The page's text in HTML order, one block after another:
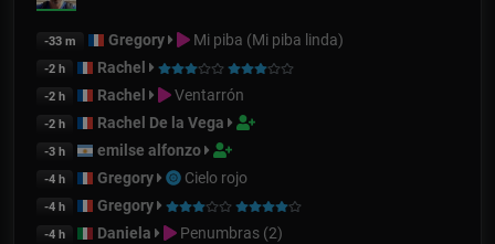
-33 m Gregory Mi piba (Mi piba linda)
-2 h Rachel
-2 h Rachel Ventarrón
-2 h Rachel De la Vega
-3 h emilse alfonzo
-4 h Gregory Cielo rojo
-4 h Gregory
-4 h Daniela Penumbras (2)